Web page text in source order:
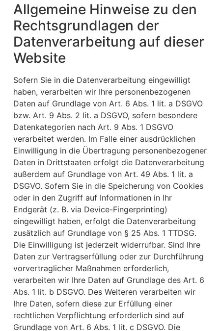
Allgemeine Hinweise zu den
Rechtsgrundlagen der
Datenverarbeitung auf dieser
Website
Sofern Sie in die Datenverarbeitung eingewilligt
haben, verarbeiten wir Ihre personenbezogenen
Daten auf Grundlage von Art. 6 Abs. 1 lit. a DSGVO
bzw. Art. 9 Abs. 2 lit. a DSGVO, sofern besondere
Datenkategorien nach Art. 9 Abs. 1 DSGVO
verarbeitet werden. Im Falle einer ausdrücklichen
Einwilligung in die Übertragung personenbezogener
Daten in Drittstaaten erfolgt die Datenverarbeitung
außerdem auf Grundlage von Art. 49 Abs. 1 lit. a
DSGVO. Sofern Sie in die Speicherung von Cookies
oder in den Zugriff auf Informationen in Ihr
Endgerät (z. B. via Device-Fingerprinting)
eingewilligt haben, erfolgt die Datenverarbeitung
zusätzlich auf Grundlage von § 25 Abs. 1 TTDSG.
Die Einwilligung ist jederzeit widerrufbar. Sind Ihre
Daten zur Vertragserfüllung oder zur Durchführung
vorvertraglicher Maßnahmen erforderlich,
verarbeiten wir Ihre Daten auf Grundlage des Art. 6
Abs. 1 lit. b DSGVO. Des Weiteren verarbeiten wir
Ihre Daten, sofern diese zur Erfüllung einer
rechtlichen Verpflichtung erforderlich sind auf
Grundlage von Art. 6 Abs. 1 lit. c DSGVO. Die